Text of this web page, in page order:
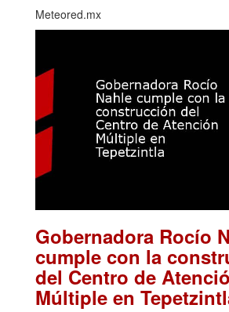
Meteored.mx
Gobernadora Rocío
cumple con la
del Centro de
Múltiple en